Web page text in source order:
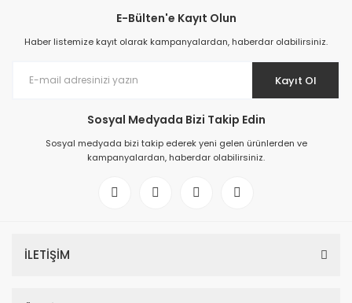
E-Bülten'e Kayıt Olun
Haber listemize kayıt olarak kampanyalardan, haberdar olabilirsiniz.
Kayıt Ol
Sosyal Medyada Bizi Takip Edin
Sosyal medyada bizi takip ederek yeni gelen ürünlerden ve
kampanyalardan, haberdar olabilirsiniz.
İLETİŞİM